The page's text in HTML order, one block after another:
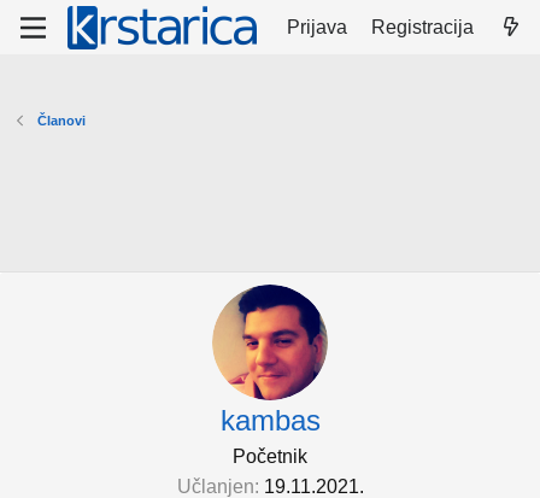
Prijava Registracija
Članovi
kambas
Početnik
Učlanjen 19.11.2021.